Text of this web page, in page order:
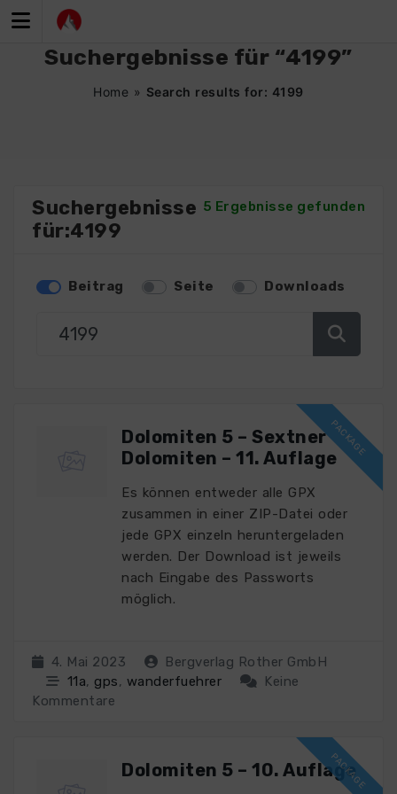
Inhalt
Suchergebnisse für “4199”
Home » Search results for: 4199
5 Ergebnisse gefunden
Suchergebnisse
für:4199
Beitrag Seite Downloads
Dolomiten 5 – Sextner
Dolomiten – 11. Auflage
Es können entweder alle GPX
zusammen in einer ZIP-Datei oder
jede GPX einzeln heruntergeladen
werden. Der Download ist jeweils
nach Eingabe des Passworts
möglich.
4. Mai 2023
Bergverlag Rother GmbH
11a, gps, wanderfuehrer
Keine
Kommentare
Dolomiten 5 – 10. Auflage